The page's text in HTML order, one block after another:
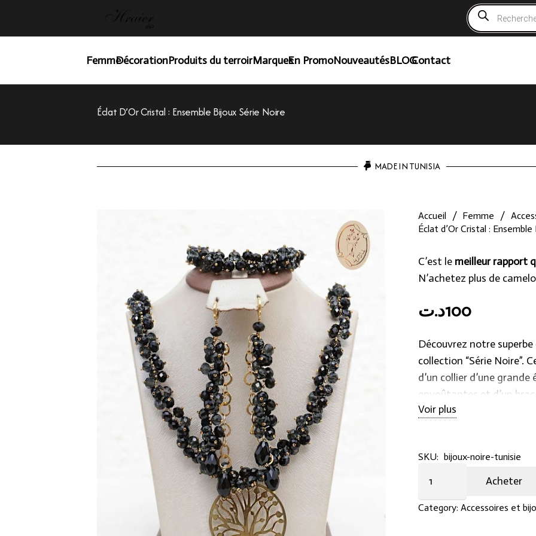
Recherche
de
produits
FemmeDécorationProduits du terroirMarquesEn PromoNouveautésBLOGContact
Éclat D’Or Cristal : Ensemble Bijoux Série Noire
MADE IN TUNISIA
Accueil / Femme /
Éclat d’Or Cristal :
C’est le meilleur rapport
N’achetez plus de
100د.ت
Découvrez notre
collection “Série Noire”.
d’un collier d’une grande
envoûtantes et d’un
fabriqués avec une
Les matériaux haut de
Les cristaux scintillants
Voir plus
SKU: bijoux-noire-tunisie
d'Or
Cristal
Acheter
Category: Accessoires et